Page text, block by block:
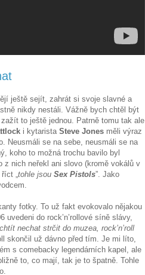
ještě sejít, zahrát si svoje slavné a
nikdy nestáli. Vážně bych chtěl být
to ještě jednou. Patrně tomu tak ale
i kytarista Steve Jones měli výraz
Neusmáli se na sebe, neusmáli se na
koho to možná trochu bavilo byl
z nich neřekl ani slovo (kromě vokálů v
říct „tohle jsou Sex Pistols”. Jako
fotky. To už fakt evokovalo nějakou
uvedeni do rock’n’rollové síně slávy,
nechat strčit do muzea, rock’n’roll
skončil už dávno před tím. Je mi líto,
s comebacky legendárních kapel, ale
to, co mají, tak je to špatně. Tohle